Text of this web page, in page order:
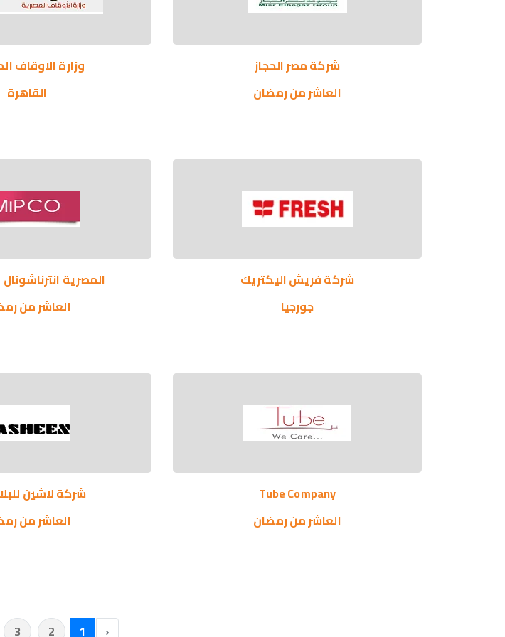
شركة مصر الحجاز
العاشر من رمضان
وزارة الاوقاف
القاهرة
شركة فريش اليكتريك
جورجيا
المصرية
العاشر من
Tube Company
العاشر من رمضان
شركة لاشين
العاشر من
‹
1
2
3